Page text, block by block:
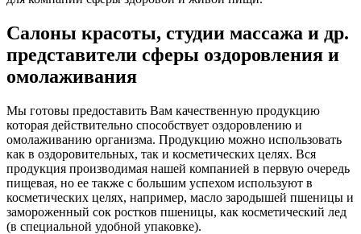
Салоны красоты, студии массажа и др.
представители сферы оздоровления и
омолаживания
Мы готовы предоставить Вам качественную продукцию
которая действительно способствует оздоровлению и
омолаживанию организма. Продукцию можно использовать
как в оздоровительных, так и косметических целях. Вся
продукция производимая нашей компанией в первую очередь
пищевая, но ее также с большим успехом используют в
косметических целях, например, масло зародышей пшеницы и
замороженный сок ростков пшеницы, как косметический лед
(в специальной удобной упаковке).